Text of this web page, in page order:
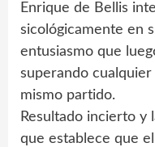
Enrique de Bellis
sicológicamente en
entusiasmo que
superando
mismo partido.
Resultado incierto y
que establece que